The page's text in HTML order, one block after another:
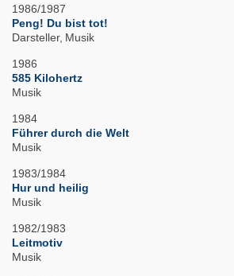
1986/1987
Peng! Du bist tot!
Darsteller Musik
1986
585 Kilohertz
Musik
1984
Führer durch die Welt
Musik
1983/1984
Hur und heilig
Musik
1982/1983
Leitmotiv
Musik